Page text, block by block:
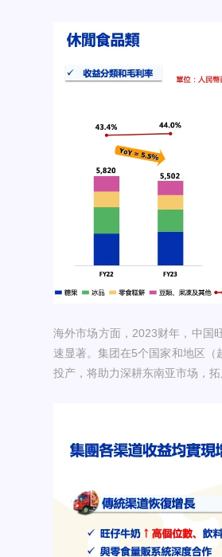
海外市场方面，2023财年，中国
速显著。集团在5个国家和地区（
投产，将助力深耕东南亚市场，拓